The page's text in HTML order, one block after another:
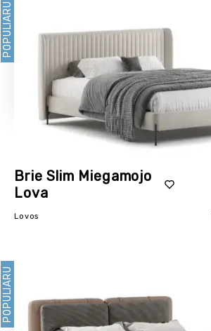
Brie Slim Miegamojo
Lova
Lovos
POPULIARU
POPULIARU